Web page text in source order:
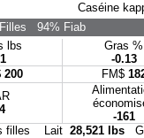
Caséine
94% Fiab
lbs
Gras %
-0.13
200 FM$
-161
filles Lait 28,521 lbs